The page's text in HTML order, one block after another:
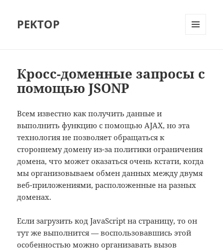
PEKTOP
Кросс-доменные запросы с
помощью JSONP
Всем известно как получить данные и
выполнить функцию с помощью AJAX, но эта
технология не позволяет обращаться к
стороннему домену из-за политики ограничения
домена, что может оказаться очень кстати, когда
мы организовываем обмен данных между двумя
веб-приложениями, расположенные на разных
доменах.
Если загрузить код JavaScript на страницу, то он
тут же выполнится — воспользовавшись этой
особенностью можно организавать вызов